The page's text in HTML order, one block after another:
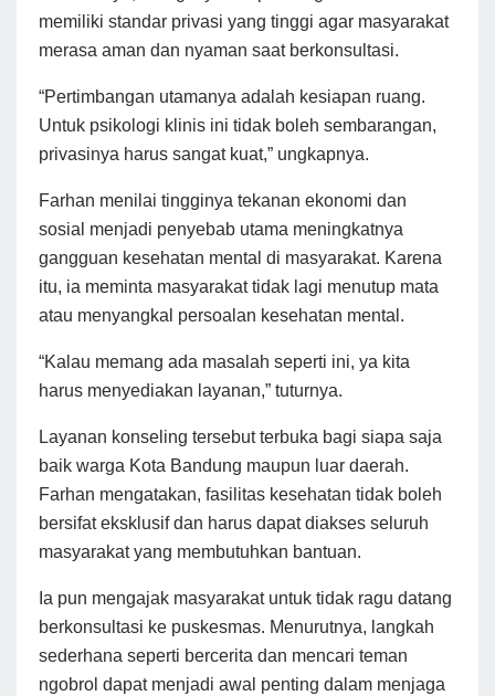
memiliki standar privasi yang tinggi agar masyarakat
merasa aman dan nyaman saat berkonsultasi.
“Pertimbangan utamanya adalah kesiapan ruang.
Untuk psikologi klinis ini tidak boleh sembarangan,
privasinya harus sangat kuat,” ungkapnya.
Farhan menilai tingginya tekanan ekonomi dan
sosial menjadi penyebab utama meningkatnya
gangguan kesehatan mental di masyarakat. Karena
itu, ia meminta masyarakat tidak lagi menutup mata
atau menyangkal persoalan kesehatan mental.
“Kalau memang ada masalah seperti ini, ya kita
harus menyediakan layanan,” tuturnya.
Layanan konseling tersebut terbuka bagi siapa saja
baik warga Kota Bandung maupun luar daerah.
Farhan mengatakan, fasilitas kesehatan tidak boleh
bersifat eksklusif dan harus dapat diakses seluruh
masyarakat yang membutuhkan bantuan.
Ia pun mengajak masyarakat untuk tidak ragu datang
berkonsultasi ke puskesmas. Menurutnya, langkah
sederhana seperti bercerita dan mencari teman
ngobrol dapat menjadi awal penting dalam menjaga